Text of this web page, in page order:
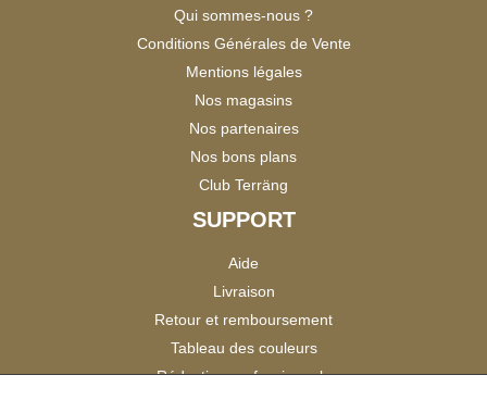
Qui sommes-nous ?
Conditions Générales de Vente
Mentions légales
Nos magasins
Nos partenaires
Nos bons plans
Club Terräng
SUPPORT
Aide
Livraison
Retour et remboursement
Tableau des couleurs
Réduction professionnels